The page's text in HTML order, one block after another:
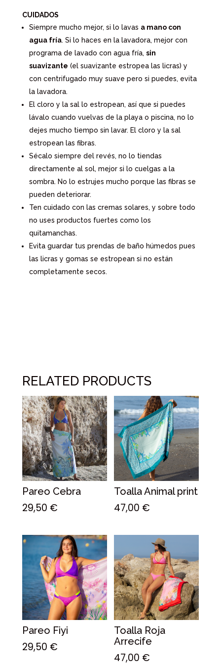
CUIDADOS
Siempre mucho mejor, si lo lavas a mano con
agua fría. Si lo haces en la lavadora, mejor con
programa de lavado con agua fría, sin
suavizante (el suavizante estropea las licras) y
con centrifugado muy suave pero si puedes, evita
la lavadora.
El cloro y la sal lo estropean, así que si puedes
lávalo cuando vuelvas de la playa o piscina, no lo
dejes mucho tiempo sin lavar. El cloro y la sal
estropean las fibras.
Sécalo siempre del revés, no lo tiendas
directamente al sol, mejor si lo cuelgas a la
sombra. No lo estrujes mucho porque las fibras se
pueden deteriorar.
Ten cuidado con las cremas solares, y sobre todo
no uses productos fuertes como los
quitamanchas.
Evita guardar tus prendas de baño húmedos pues
las licras y gomas se estropean si no están
completamente secos.
RELATED PRODUCTS
Pareo Cebra
29,50 €
Toalla Animal print
47,00 €
Pareo Fiyi
29,50 €
Toalla Roja
Arrecife
47,00 €